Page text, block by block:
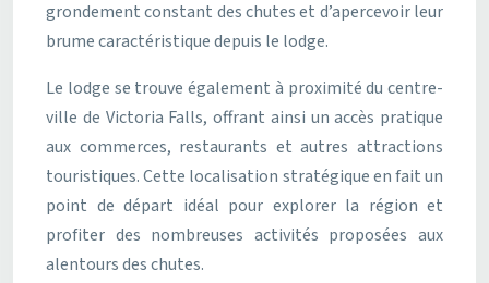
grondement constant des chutes et d’apercevoir leur
brume caractéristique depuis le lodge.
Le lodge se trouve également à proximité du centre-
ville de Victoria Falls, offrant ainsi un accès pratique
aux commerces, restaurants et autres attractions
touristiques. Cette localisation stratégique en fait un
point de départ idéal pour explorer la région et
profiter des nombreuses activités proposées aux
alentours des chutes.